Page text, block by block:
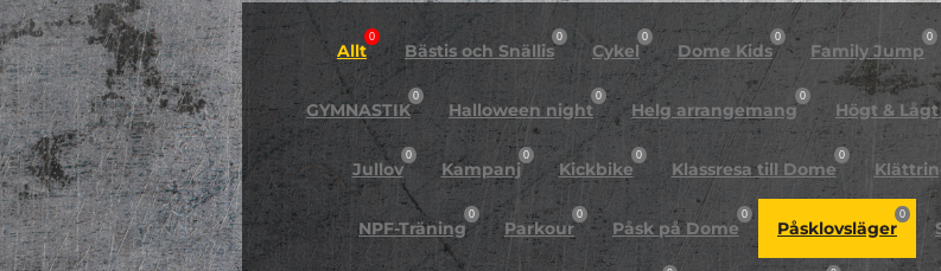
Allt
0
Bästis och Snällis
0
Cykel
0
Dome Kids
0
Family Jump
0
GYMNASTIK
0
Halloween night
0
Helg arrangemang
0
Högt &
Jullov
0
Kampanj
0
Kickbike
0
Klassresa till Dome
0
NPF-Träning
0
Parkour
0
Påsk på Dome
0
Påsklovsläger
0